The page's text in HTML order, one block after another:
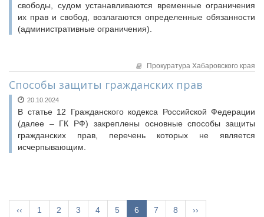
свободы, судом устанавливаются временные ограничения
их прав и свобод, возлагаются определенные обязанности
(административные ограничения).
Прокуратура Хабаровского края
Способы защиты гражданских прав
20.10.2024
В статье 12 Гражданского кодекса Российской Федерации
(далее – ГК РФ) закреплены основные способы защиты
гражданских прав, перечень которых не является
исчерпывающим.
‹‹ 1 2 3 4 5 6 7 8 ››